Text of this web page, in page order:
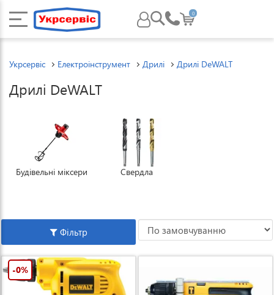
0
Укрсервіс Електроінструмент Дрилі Дрилі DeWALT
Дрилі DeWALT
Будівельні міксери Свердла
Фільтр
-0%